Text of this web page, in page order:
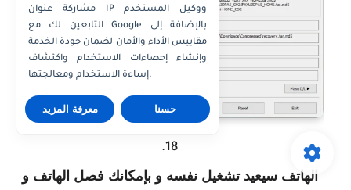
الهاتف سيعيد تشغيل نفسه و بإمكانك فصل الهاتف و
مشاركة عنوان IP ووكيل المستخدم
التابعين لك مع Google بالإضافة إلى
مقاييس الأداء والأمان لضمان جودة الخدمة
وإنشاء إحصاءات الاستخدام واكتشاف
إساءة الاستخدام ومعالجتها.
معرفة المزيد حسنا